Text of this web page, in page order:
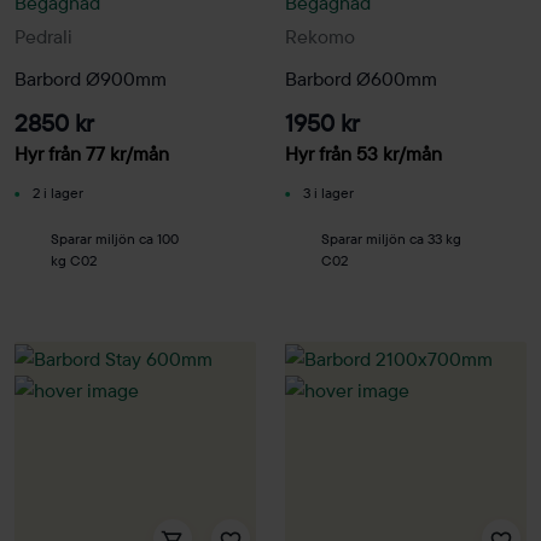
Pedrali
Barbord Ø900mm
2850 kr
Hyr från 77 kr/mån
2 i lager
Sparar miljön ca 100
kg C02
Rekomo
Barbord Ø600mm
1950 kr
Hyr från 53 kr/mån
3 i lager
Sparar miljön ca 33 kg
C02